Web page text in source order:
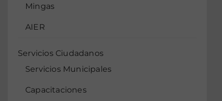
Mingas
AIER
Servicios Ciudadanos
Servicios Municipales
Capacitaciones